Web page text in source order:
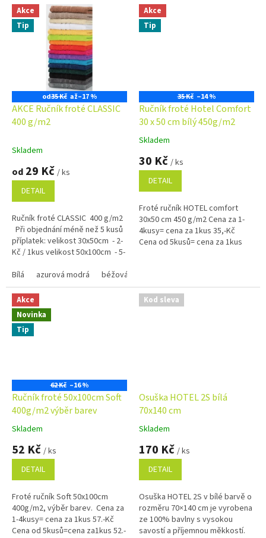
Akce
Tip
od35 Kč až–17 %
AKCE Ručník froté CLASSIC
400 g/m2
Skladem
od 29 Kč / ks
DETAIL
Ručník froté CLASSIC 400 g/m2
Při objednání méně než 5 kusů
příplatek: velikost 30x50cm - 2-
Kč / 1kus velikost 50x100cm - 5-
Bílá
azurová modrá béžová
Akce
Tip
35 Kč –14 %
Ručník froté Hotel Comfort
30 x 50 cm bílý 450g/m2
Průměrné
hodnocení
produktu
4,9
5
hvězdiček.
Skladem
30 Kč / ks
DETAIL
Froté ručník HOTEL comfort
30x50 cm 450 g/m2 Cena za 1-
4kusy= cena za 1kus 35,-Kč
Cena od 5kusů= cena za 1kus
Akce
Novinka
Tip
62 Kč –16 %
Ručník froté 50x100cm Soft
400g/m2 výběr barev
Průměrné
hodnocení
produktu
4,9
5
hvězdiček.
Skladem
52 Kč / ks
DETAIL
Froté ručník Soft 50x100cm
400g/m2, výběr barev. Cena za
1-4kusy= cena za 1kus 57.-Kč
Cena od 5kusů=cena za1kus 52.-
Kod sleva
Osuška HOTEL 2S bílá
70x140 cm
Průměrné
hodnocení
produktu
5,0
5
hvězdiček.
Skladem
170 Kč / ks
DETAIL
Osuška HOTEL 2S v bílé barvě o
rozměru 70×140 cm je vyrobena
ze 100% bavlny s vysokou
savostí a příjemnou měkkostí.